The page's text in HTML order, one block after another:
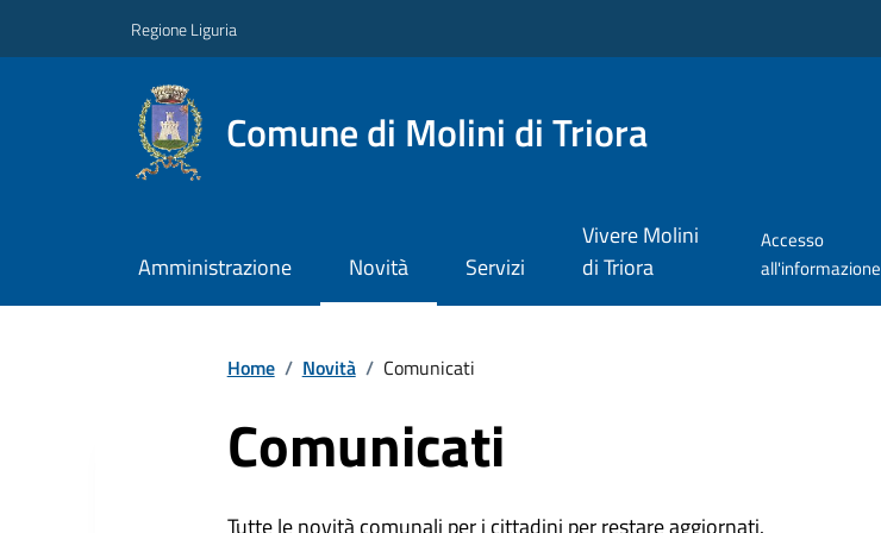
Regione Liguria
Comune di Molini di Triora
Amministrazione Novità Servizi
Vivere Molini
di Triora
Accesso
all'informazione
Home / Novità / Comunicati
Comunicati
Tutte le novità comunali per i cittadini per restare aggiornati.